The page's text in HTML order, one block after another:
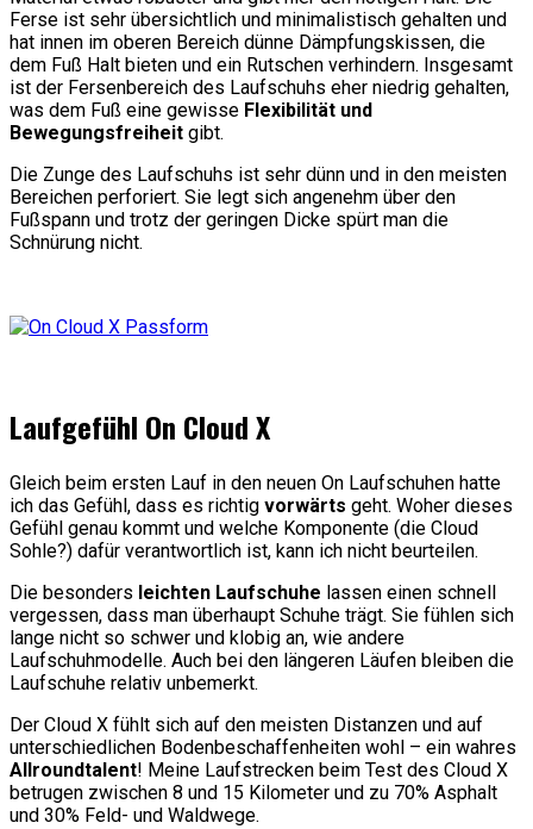
Ferse ist sehr übersichtlich und minimalistisch gehalten und
hat innen im oberen Bereich dünne Dämpfungskissen, die
dem Fuß Halt bieten und ein Rutschen verhindern. Insgesamt
ist der Fersenbereich des Laufschuhs eher niedrig gehalten,
was dem Fuß eine gewisse Flexibilität und
Bewegungsfreiheit gibt.
Die Zunge des Laufschuhs ist sehr dünn und in den meisten
Bereichen perforiert. Sie legt sich angenehm über den
Fußspann und trotz der geringen Dicke spürt man die
Schnürung nicht.
Laufgefühl On Cloud X
Gleich beim ersten Lauf in den neuen On Laufschuhen hatte
ich das Gefühl, dass es richtig vorwärts geht. Woher dieses
Gefühl genau kommt und welche Komponente (die Cloud
Sohle?) dafür verantwortlich ist, kann ich nicht beurteilen.
Die besonders leichten Laufschuhe lassen einen schnell
vergessen, dass man überhaupt Schuhe trägt. Sie fühlen sich
lange nicht so schwer und klobig an, wie andere
Laufschuhmodelle. Auch bei den längeren Läufen bleiben die
Laufschuhe relativ unbemerkt.
Der Cloud X fühlt sich auf den meisten Distanzen und auf
unterschiedlichen Bodenbeschaffenheiten wohl – ein wahres
Allroundtalent! Meine Laufstrecken beim Test des Cloud X
betrugen zwischen 8 und 15 Kilometer und zu 70% Asphalt
und 30% Feld- und Waldwege.